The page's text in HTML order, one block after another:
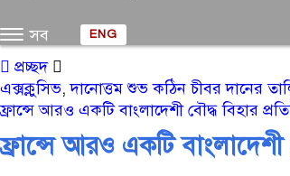
সব ENG
প্রচ্ছদ
এক্সক্লুসিভ,দানোত্তম শুভ কঠিন চীবর দানের
ফ্রান্সে আরও একটি বাংলাদেশী বৌদ্ধ বিহার
ফ্রান্সে আরও একটি বাংলাদেশী